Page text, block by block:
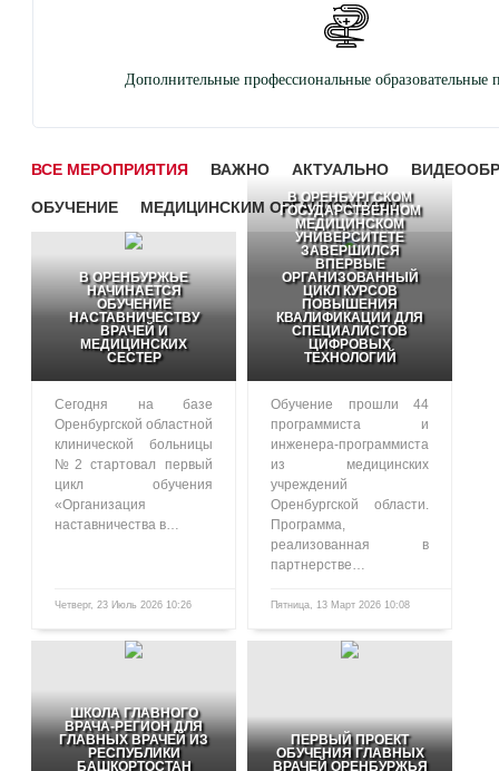
Дополнительные профессиональные образовательные
ВСЕ МЕРОПРИЯТИЯ ВАЖНО АКТУАЛЬНО
ОБУЧЕНИЕ МЕДИЦИНСКИМ ОРГАНИЗАЦИЯМ
В ОРЕНБУРЖЬЕ
НАЧИНАЕТСЯ
ОБУЧЕНИЕ
НАСТАВНИЧЕСТВУ
ВРАЧЕЙ И
МЕДИЦИНСКИХ
СЕСТЕР
Сегодня на базе
Оренбургской областной
клинической больницы
№2 стартовал первый
цикл обучения
«Организация
наставничества в…
Четверг, 23 Июль 2026 10:26
В ОРЕНБУРГСКОМ
ГОСУДАРСТВЕННОМ
МЕДИЦИНСКОМ
УНИВЕРСИТЕТЕ
ЗАВЕРШИЛСЯ
ВПЕРВЫЕ
ОРГАНИЗОВАННЫЙ
ЦИКЛ КУРСОВ
ПОВЫШЕНИЯ
КВАЛИФИКАЦИИ ДЛЯ
СПЕЦИАЛИСТОВ
ЦИФРОВЫХ
ТЕХНОЛОГИЙ
Обучение прошли 44
программиста и
инженера-программиста
из медицинских
учреждений
Оренбургской области.
Программа,
реализованная в
партнерстве…
Пятница, 13 Март 2026 10:08
ШКОЛА ГЛАВНОГО
ВРАЧА-РЕГИОН ДЛЯ
ГЛАВНЫХ ВРАЧЕЙ ИЗ
РЕСПУБЛИКИ
БАШКОРТОСТАН
ПЕРВЫЙ ПРОЕКТ
ОБУЧЕНИЯ ГЛАВНЫХ
ВРАЧЕЙ ОРЕНБУРЖЬЯ